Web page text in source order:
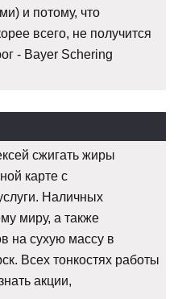
и потому, что
всего, не получится
- Bayer Schering
сжигать жиры
карте с
Наличных
миру, а также
на сухую массу в
Всех тонкостях работы
акции,